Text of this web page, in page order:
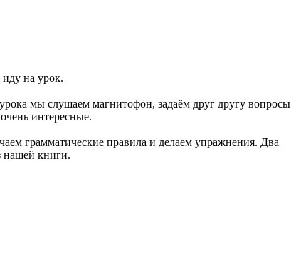
на урок.
мы слушаем магнитофон, задаём друг другу вопросы
интересные.
грамматические правила и делаем упражнения. Два
нашей книги.